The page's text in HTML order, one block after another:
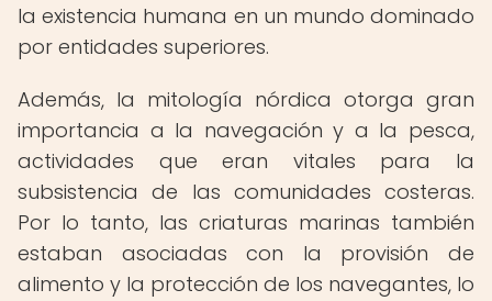
la existencia humana en un mundo dominado
por entidades superiores.
Además, la mitología nórdica otorga gran
importancia a la navegación y a la pesca,
actividades que eran vitales para la
subsistencia de las comunidades costeras.
Por lo tanto, las criaturas marinas también
estaban asociadas con la provisión de
alimento y la protección de los navegantes, lo